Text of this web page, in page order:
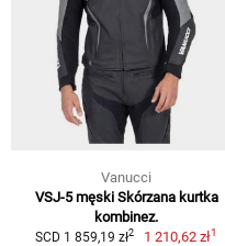
Vanucci
VSJ-5 męski Skórzana kurtka
kombinez.
SCD 1 859,19 zł2 1 210,62 zł1